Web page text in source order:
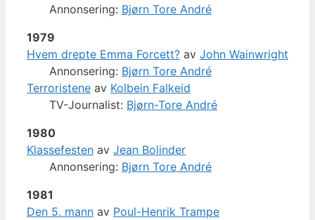
Annonsering: Bjørn Tore André
1979
Hvem drepte Emma Forcett? av John Wainwright
Annonsering: Bjørn Tore André
Terroristene av Kolbein Falkeid
TV-Journalist: Bjørn-Tore André
1980
Klassefesten av Jean Bolinder
Annonsering: Bjørn Tore André
1981
Den 5. mann av Poul-Henrik Trampe